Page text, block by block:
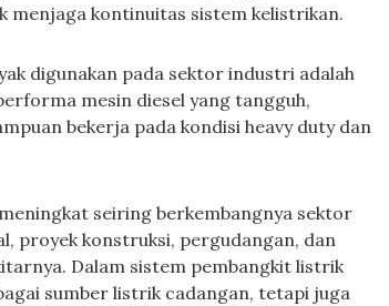
menjaga kontinuitas sistem kelistrikan.
digunakan pada sektor industri adalah
mesin diesel yang tangguh,
bekerja pada kondisi heavy duty dan
seiring berkembangnya sektor
proyek konstruksi, pergudangan, dan
Dalam sistem pembangkit listrik
sumber listrik cadangan, tetapi juga